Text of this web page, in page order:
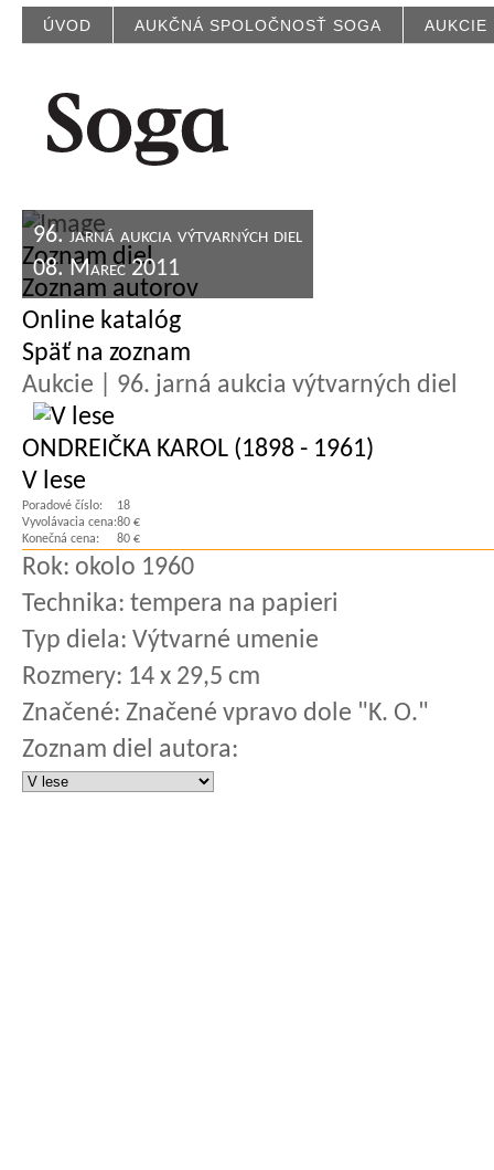
ÚVOD AUKČNÁ SPOLOČNOSŤ SOGA AUKCIE
96. jarná aukcia výtvarných diel
08. Marec 2011
Zoznam diel
Zoznam autorov
Online katalóg
Späť na zoznam
Aukcie | 96. jarná aukcia výtvarných diel
ONDREIČKA KAROL (1898 - 1961)
V lese
Poradové číslo:
18
Vyvolávacia cena:80 €
Konečná cena:
80 €
Rok: okolo 1960
Technika: tempera na papieri
Typ diela: Výtvarné umenie
Rozmery: 14 x 29,5 cm
Značené: Značené vpravo dole "K. O."
Zoznam diel autora: